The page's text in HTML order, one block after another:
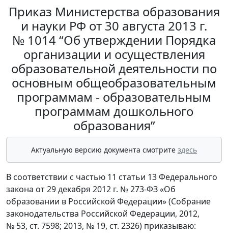
Приказ Министерства образования
и науки РФ от 30 августа 2013 г.
№ 1014 “Об утверждении Порядка
организации и осуществления
образовательной деятельности по
основным общеобразовательным
программам - образовательным
программам дошкольного
образования”
Актуальную версию документа смотрите здесь
В соответствии с частью 11 статьи 13 Федерального
закона от 29 декабря 2012 г. № 273-ФЗ «Об
образовании в Российской Федерации» (Собрание
законодательства Российской Федерации, 2012,
№ 53, ст. 7598; 2013, № 19, ст. 2326) приказываю: